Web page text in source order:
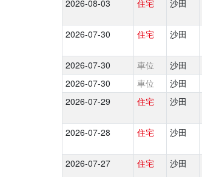
2026-08-03
住宅 沙田
2026-07-30 住宅 沙田
2026-07-30 車位 沙田
2026-07-30
車位 沙田
2026-07-29
住宅 沙田
2026-07-28 住宅 沙田
2026-07-27 住宅 沙田